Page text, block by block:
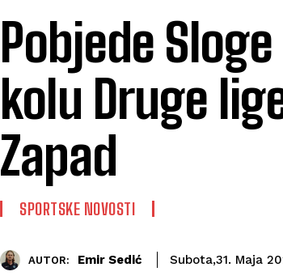
Pobjede
kolu Druge
Zapad
SPORTSKE NOVOSTI
AUTOR: Emir Sedić Subota,31. Maja